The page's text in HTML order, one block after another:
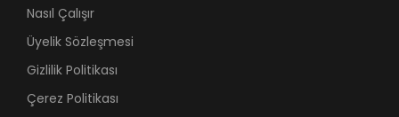
Nasıl Çalışır
Üyelik Sözleşmesi
Gizlilik Politikası
Çerez Politikası